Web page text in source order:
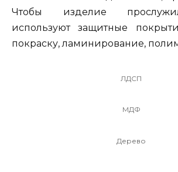
Чтобы изделие
используют защитные
покраску, ламинирование,
ЛДСП
МДФ
Дерево